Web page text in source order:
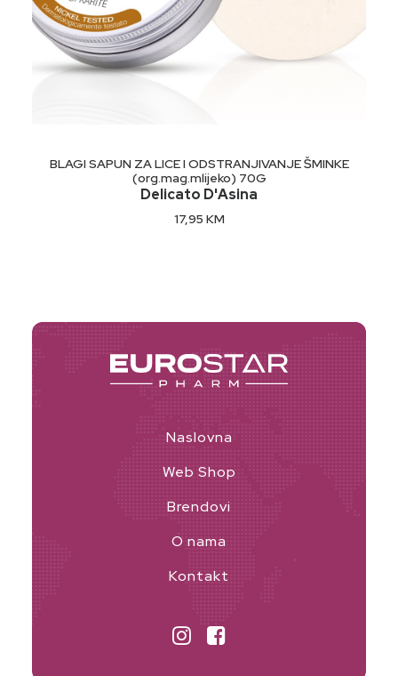
DODAJ U KORPU
BLAGI SAPUN ZA LICE I ODSTRANJIVANJE ŠMINKE
(org.mag.mlijeko) 70G
Delicato D'Asina
17,95 KM
Naslovna
Web Shop
Brendovi
O nama
Kontakt